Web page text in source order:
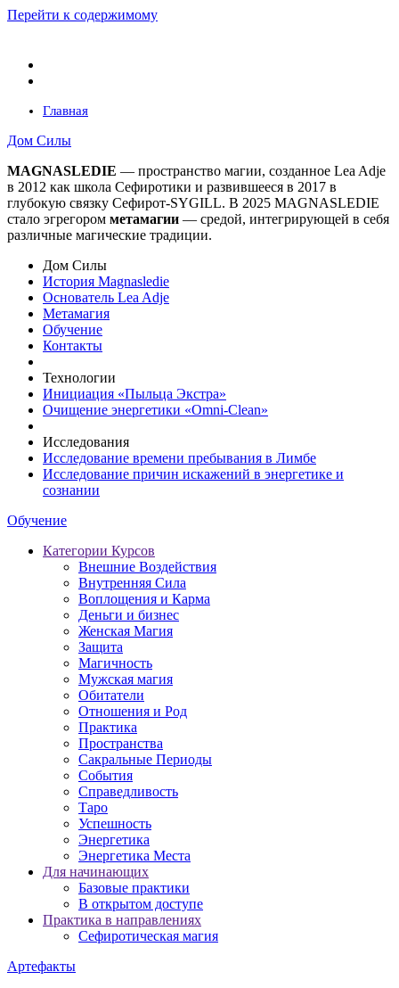
Перейти к содержимому
Главная
Дом Силы
MAGNASLEDIE — пространство магии, созданное Lea Adje
в 2012 как школа Сефиротики и развившееся в 2017 в
глубокую связку Сефирот-SYGILL. В 2025 MAGNASLEDIE
стало эгрегором метамагии — средой, интегрирующей в себя
различные магические традиции.
Дом Силы
История Magnasledie
Основатель Lea Adje
Метамагия
Обучение
Контакты
Технологии
Инициация «Пыльца Экстра»
Очищение энергетики «Omni-Clean»
Исследования
Исследование времени пребывания в Лимбе
Исследование причин искажений в энергетике и
сознании
Обучение
Категории Курсов
Внешние Воздействия
Внутренняя Сила
Воплощения и Карма
Деньги и бизнес
Женская Магия
Защита
Магичность
Мужская магия
Обитатели
Отношения и Род
Практика
Пространства
Сакральные Периоды
События
Справедливость
Таро
Успешность
Энергетика
Энергетика Места
Для начинающих
Базовые практики
В открытом доступе
Практика в направлениях
Сефиротическая магия
Артефакты